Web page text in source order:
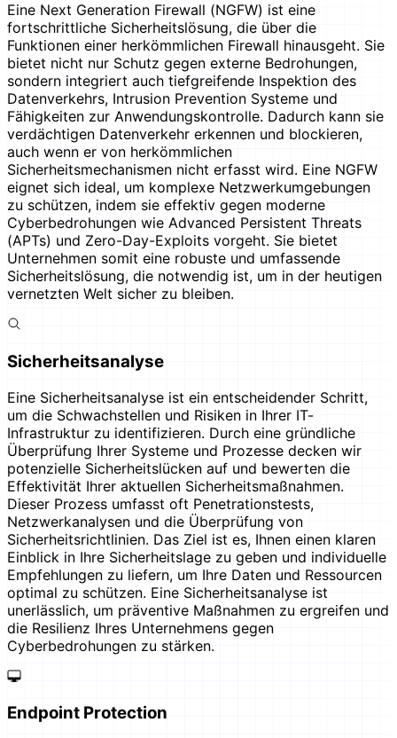
Eine Next Generation Firewall (NGFW) ist eine
fortschrittliche Sicherheitslösung, die über die
Funktionen einer herkömmlichen Firewall hinausgeht. Sie
bietet nicht nur Schutz gegen externe Bedrohungen,
sondern integriert auch tiefgreifende Inspektion des
Datenverkehrs, Intrusion Prevention Systeme und
Fähigkeiten zur Anwendungskontrolle. Dadurch kann sie
verdächtigen Datenverkehr erkennen und blockieren,
auch wenn er von herkömmlichen
Sicherheitsmechanismen nicht erfasst wird. Eine NGFW
eignet sich ideal, um komplexe Netzwerkumgebungen
zu schützen, indem sie effektiv gegen moderne
Cyberbedrohungen wie Advanced Persistent Threats
(APTs) und Zero-Day-Exploits vorgeht. Sie bietet
Unternehmen somit eine robuste und umfassende
Sicherheitslösung, die notwendig ist, um in der heutigen
vernetzten Welt sicher zu bleiben.
Sicherheitsanalyse
Eine Sicherheitsanalyse ist ein entscheidender Schritt,
um die Schwachstellen und Risiken in Ihrer IT-
Infrastruktur zu identifizieren. Durch eine gründliche
Überprüfung Ihrer Systeme und Prozesse decken wir
potenzielle Sicherheitslücken auf und bewerten die
Effektivität Ihrer aktuellen Sicherheitsmaßnahmen.
Dieser Prozess umfasst oft Penetrationstests,
Netzwerkanalysen und die Überprüfung von
Sicherheitsrichtlinien. Das Ziel ist es, Ihnen einen klaren
Einblick in Ihre Sicherheitslage zu geben und individuelle
Empfehlungen zu liefern, um Ihre Daten und Ressourcen
optimal zu schützen. Eine Sicherheitsanalyse ist
unerlässlich, um präventive Maßnahmen zu ergreifen und
die Resilienz Ihres Unternehmens gegen
Cyberbedrohungen zu stärken.
Endpoint Protection